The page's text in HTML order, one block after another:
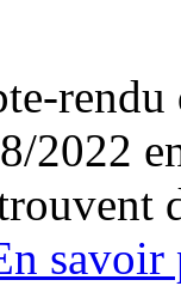
rendu
2022
savoir